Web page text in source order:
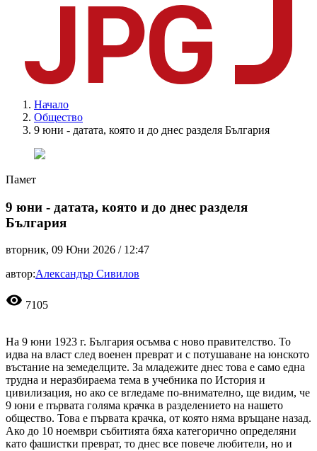
Начало
Общество
9 юни - датата, която и до днес разделя България
Памет
9 юни - датата, която и до днес разделя
България
вторник, 09 Юни 2026 / 12:47
автор:Александър Сивилов
visibility 7105
На 9 юни 1923 г. България осъмва с ново правителство. То
идва на власт след военен преврат и с потушаване на юнското
въстание на земеделците. За младежите днес това е само една
трудна и неразбираема тема в учебника по История и
цивилизация, но ако се вгледаме по-внимателно, ще видим, че
9 юни е първата голяма крачка в разделението на нашето
общество. Това е първата крачка, от която няма връщане назад.
Ако до 10 ноември събитията бяха категорично определяни
като фашистки преврат, то днес все повече любители, но и